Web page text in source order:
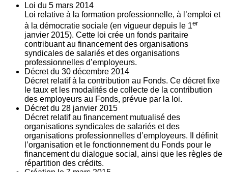
Loi du 5 mars 2014
Loi relative à la formation professionnelle, à l’emploi et
à la démocratie sociale (en vigueur depuis le 1er
janvier 2015). Cette loi crée un fonds paritaire
contribuant au financement des organisations
syndicales de salariés et des organisations
professionnelles d’employeurs.
Décret du 30 décembre 2014
Décret relatif à la contribution au Fonds. Ce décret fixe
le taux et les modalités de collecte de la contribution
des employeurs au Fonds, prévue par la loi.
Décret du 28 janvier 2015
Décret relatif au financement mutualisé des
organisations syndicales de salariés et des
organisations professionnelles d’employeurs. Il définit
l’organisation et le fonctionnement du Fonds pour le
financement du dialogue social, ainsi que les règles de
répartition des crédits.